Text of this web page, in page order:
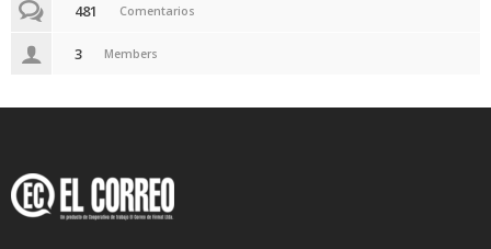
481 Comentarios
3 Members